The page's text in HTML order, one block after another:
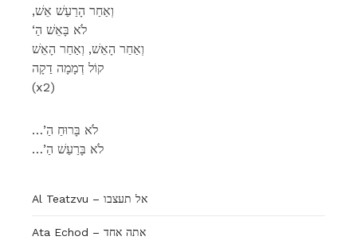
,וְאַחַר הָרַעַשׁ אֵשׁ
‘לֹא בָּאֵשׁ הַ
וְאַחַר הָאֵשׁ, וְאַחַר הָאֵשׁ
קוֹל דְמָמָה דַקָה
(x2)
…’לֹא בָּרוּחַ הַ
…’לֹא בָּרַעַשׁ הַ
Al Teatzvu – אל תעצבו
Ata Echod – אתה אחד